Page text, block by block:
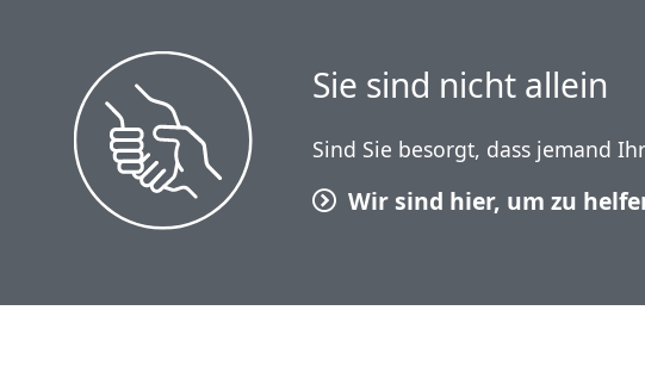
Sie sind nicht allein
Sind Sie besorgt, dass jemand
Wir sind hier, um zu